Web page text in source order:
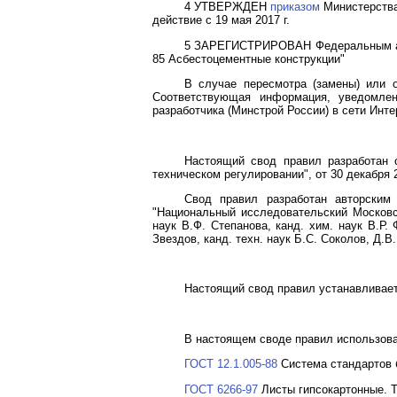
4 УТВЕРЖДЕН приказом
действие с 19 мая 2017 г.
5 ЗАРЕГИСТРИРОВАН Федеральным
85 Асбестоцементные конструкции"
В случае пересмотра (замены) или
Соответствующая информация,
разработчика (Минстрой России) в сети
Настоящий свод правил
техническом регулировании", от 30 декабря
Свод правил разработан авторским
"Национальный исследовательский
наук В.Ф. Степанова, канд. хим. наук В.Р.
Звездов, канд. техн. наук Б.С. Соколов,
Настоящий свод правил
В настоящем своде правил
ГОСТ 12.1.005-88 Система стандартов
ГОСТ 6266-97 Листы гипсокартонные.